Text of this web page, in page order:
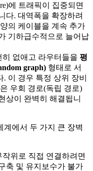
에 트래픽이 집중되면
다. 대역폭을 확장하려
의 케이블을 계속 추가
기하급수적으로 늘어납
없애고 라우터들을 평
graph) 형태로 서
이 경우 특정 상위 장비
우회 경로(독립 경로)
상이 완벽히 해결됩니
계에서 두 가지 큰 장벽
위로 직접 연결하려면
축 및 유지보수가 불가